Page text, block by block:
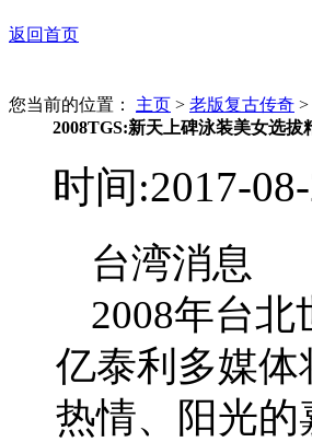
返回首页
您当前的位置： 主页 > 老版复古传奇 >
2008TGS:新天上碑泳装美女选拔
时间:2017-
台湾消息
2008年台
亿泰利多媒体
热情、阳光的